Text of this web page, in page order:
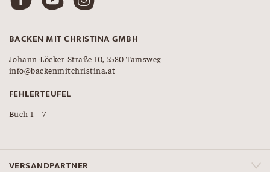
BACKEN MIT CHRISTINA GMBH
Johann-Löcker-Straße 10, 5580 Tamsweg
info@backenmitchristina.at
FEHLERTEUFEL
Buch 1 – 7
VERSANDPARTNER